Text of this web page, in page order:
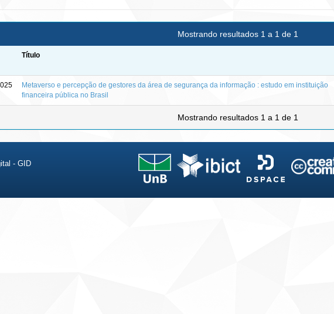
Mostrando resultados 1 a 1 de 1
Título
Metaverso e percepção de gestores da área de segurança da informação : estudo em instituição
financeira pública no Brasil
Mostrando resultados 1 a 1 de 1
- GID